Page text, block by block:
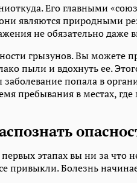
Его главными
являются природными
не обязательно даже
грызунов. Вы можете
пыли и вдохнуть ее.
попала в
пребывания в местах, где
этапах вы ни за что
Болезнь